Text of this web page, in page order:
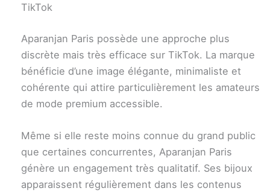
TikTok
Aparanjan Paris possède une approche plus
discrète mais très efficace sur TikTok. La marque
bénéficie d’une image élégante, minimaliste et
cohérente qui attire particulièrement les amateurs
de mode premium accessible.
Même si elle reste moins connue du grand public
que certaines concurrentes, Aparanjan Paris
génère un engagement très qualitatif. Ses bijoux
apparaissent régulièrement dans les contenus